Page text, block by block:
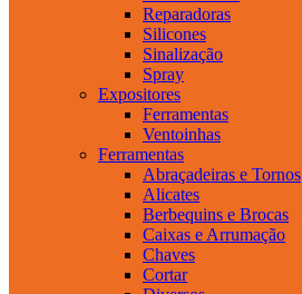
Reparadoras
Silicones
Sinalização
Spray
Expositores
Ferramentas
Ventoinhas
Ferramentas
Abraçadeiras e Tornos
Alicates
Berbequins e Brocas
Caixas e Arrumação
Chaves
Cortar